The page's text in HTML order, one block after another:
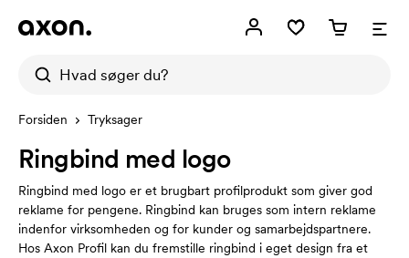
Forsiden Tryksager
Ringbind med logo
Ringbind med logo er et brugbart profilprodukt som giver god
reklame for pengene. Ringbind kan bruges som intern reklame
indenfor virksomheden og for kunder og samarbejdspartnere.
Hos Axon Profil kan du fremstille ringbind i eget design fra et